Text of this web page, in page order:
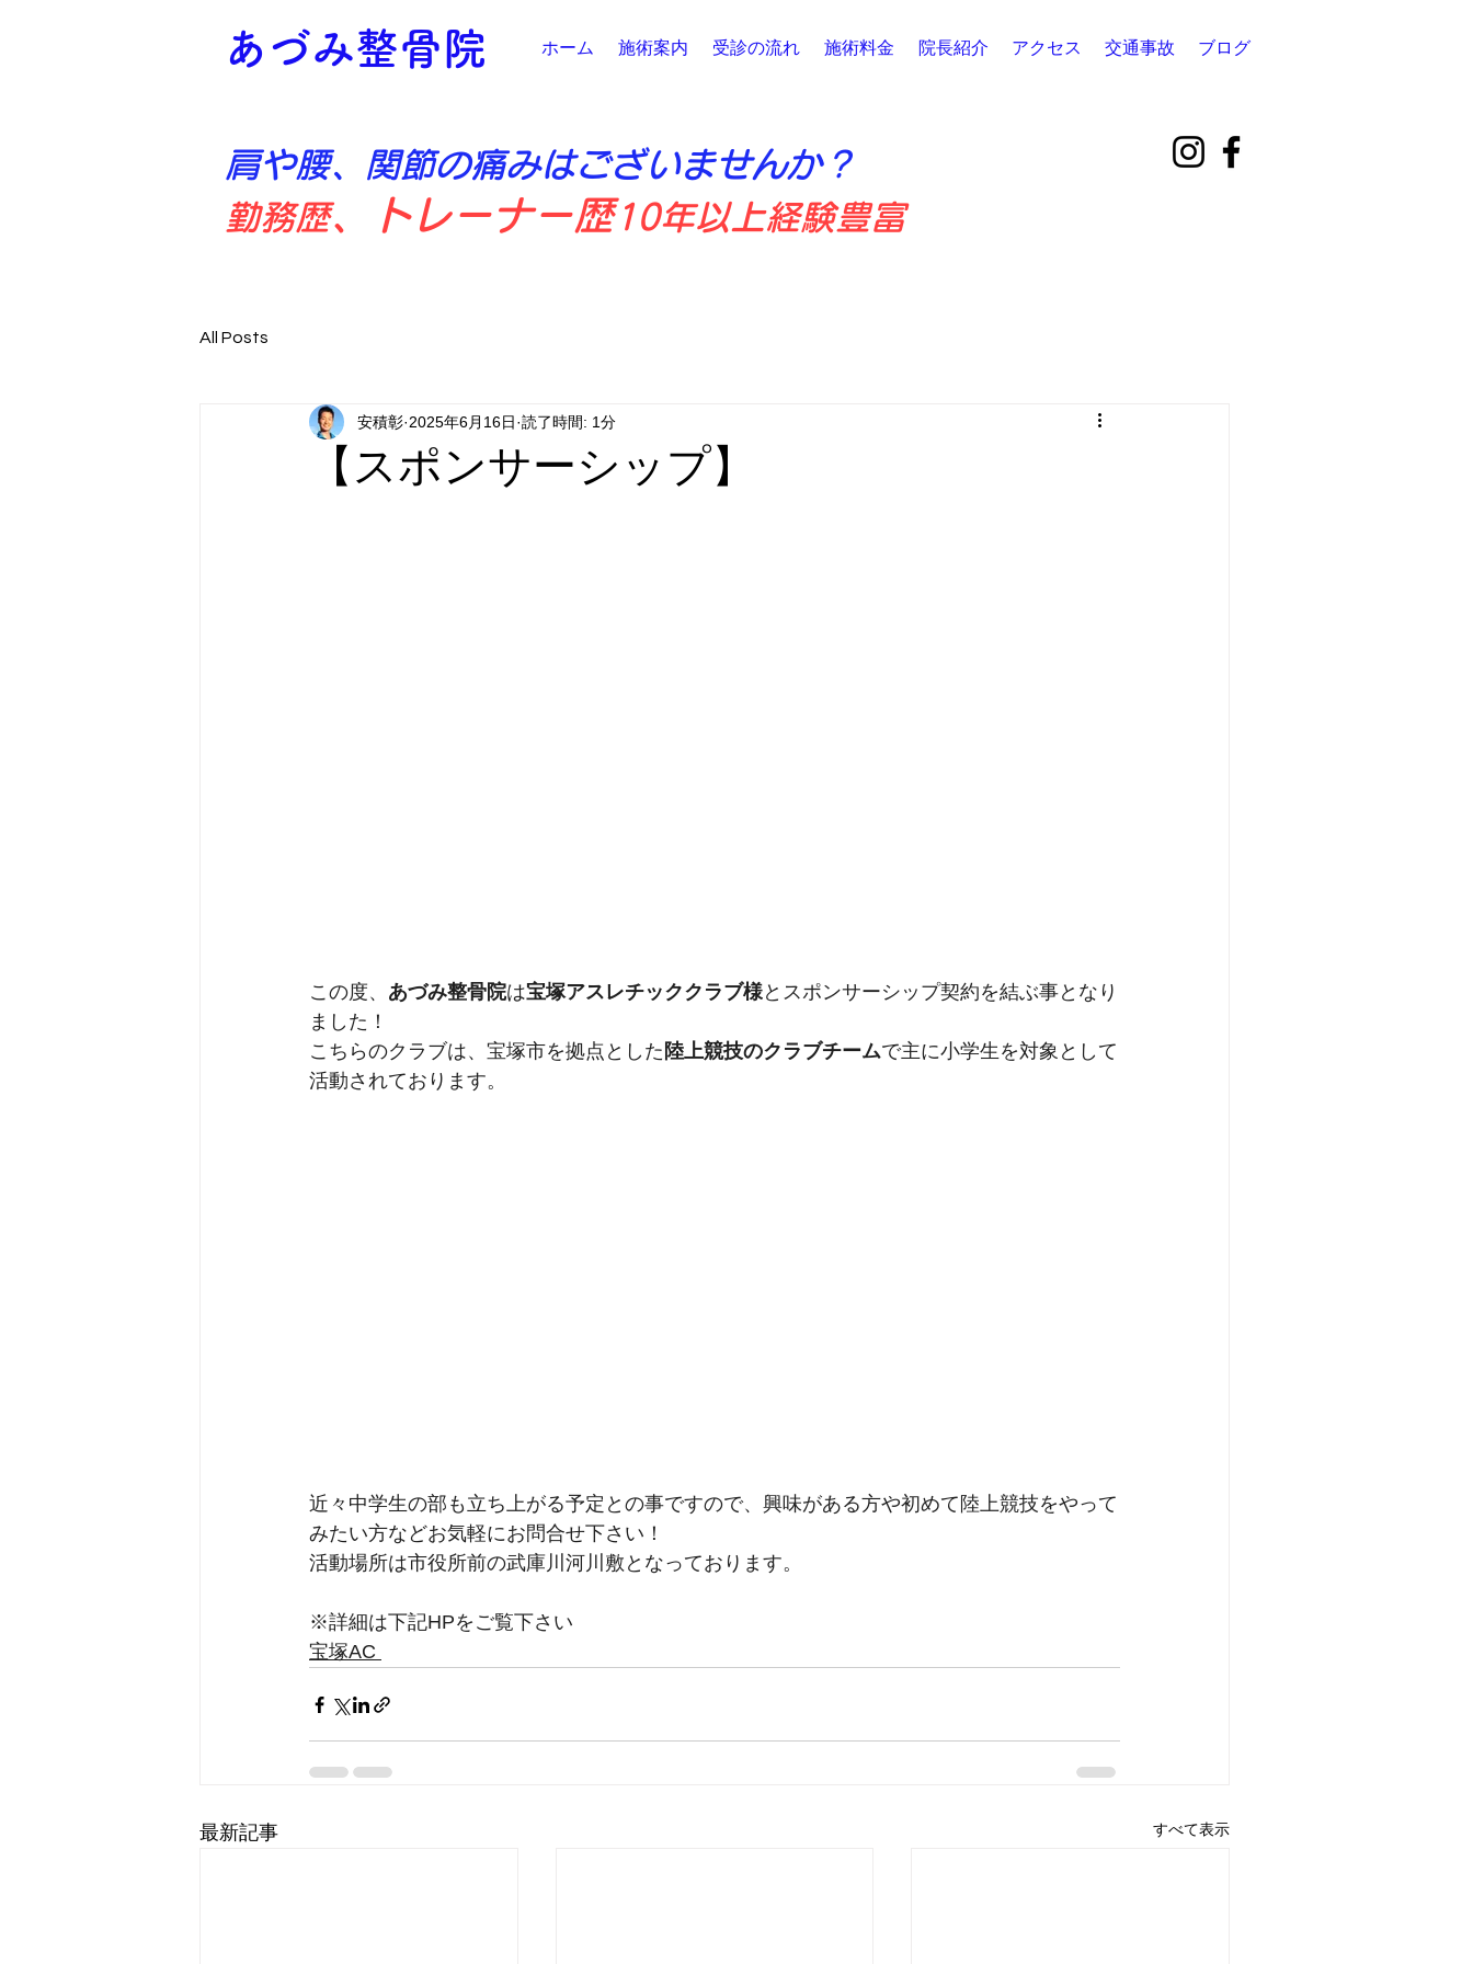
あづみ整骨院 ホーム 施術案内 受診の流れ 施術料金 院長紹介 アクセス 交通事故 ブログ
肩や腰、関節の痛みはございませんか？
勤務歴​、トレーナー歴10年以上経験豊富
All Posts
【スポンサーシップ】
安積彰 2025年6月16日 読了時間: 1分
この度、 あづみ整骨院は宝塚アスレチッククラブ様とスポンサーシップ契約を結ぶ事となり
ました！
こちらのクラブは、宝塚市を拠点とした 陸上競技のクラブチームで主に小学生を対象として
活動されております。
近々中学生の部も立ち上がる予定との事ですので、興味がある方や初めて陸上競技をやって
みたい方などお気軽にお問合せ下さい！
活動場所は市役所前の武庫川河川敷となっております。
※詳細は下記HPをご覧下さい
宝塚AC
最新記事 すべて表示